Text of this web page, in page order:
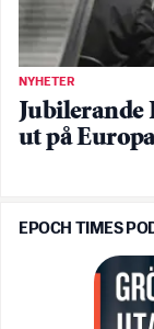
NYHETER
Jubilerande
ut på
EPOCH TIMES